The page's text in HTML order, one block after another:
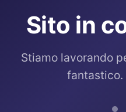
Sito in
Stiamo lavorando
fantastico.